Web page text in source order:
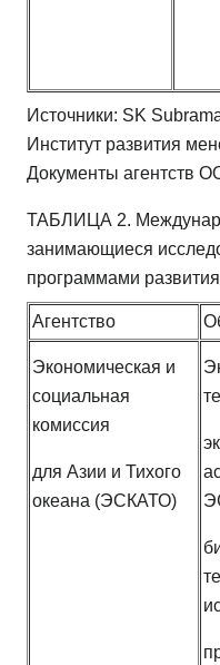
Источники: SK
Институт развития
Документы агентств
ТАБЛИЦА 2.
занимающиеся
программами
Агентство
Экономическая и
социальная
комиссия
для Азии и Тихого
океана (ЭСКАТО)